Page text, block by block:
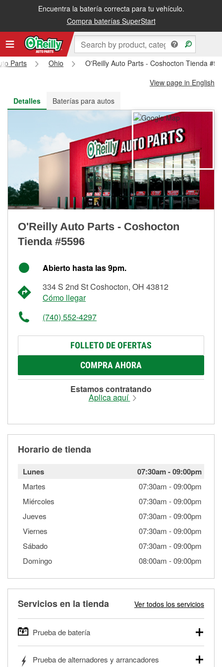
Encuentra la batería correcta para tu vehículo.
Compra baterías SuperStart
Recibe tu orden gratis al día siguiente o recógela en la tienda
Parts Ohio
O'Reilly Auto Parts - Coshocton Tienda
View page in English
Detalles
Baterías para autos
O'Reilly Auto Parts - Coshocton
Tienda #5596
Abierto hasta las 9pm.
334 S 2nd St Coshocton, OH 43812
Cómo llegar
(740) 552-4297
FOLLETO DE OFERTAS
COMPRA AHORA
Estamos contratando
Aplica aquí
Horario de tienda
Lunes 07:30am-09:00pm
Martes 07:30am -09:00pm
Miércoles
07:30am -09:00pm
Jueves
07:30am -09:00pm
Viernes
07:30am -09:00pm
Sábado
07:30am -09:00pm
Domingo
08:00am -09:00pm
Servicios en la tienda Ver todos los servicios
Prueba de batería
autos, camionetas, SUVs, vehículos comerciales y
Prueba de alternadores y arrancadores